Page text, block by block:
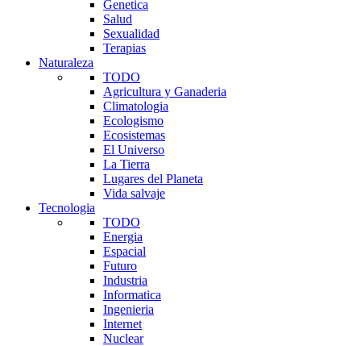
Genetica
Salud
Sexualidad
Terapias
Naturaleza
TODO
Agricultura y Ganaderia
Climatologia
Ecologismo
Ecosistemas
El Universo
La Tierra
Lugares del Planeta
Vida salvaje
Tecnologia
TODO
Energia
Espacial
Futuro
Industria
Informatica
Ingenieria
Internet
Nuclear